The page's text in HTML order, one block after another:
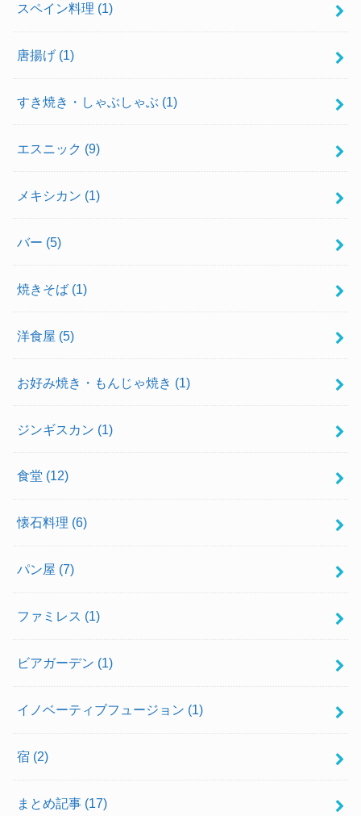
スペイン料理 (1)
唐揚げ (1)
すき焼き・しゃぶしゃぶ (1)
エスニック (9)
メキシカン (1)
バー (5)
焼きそば (1)
洋食屋 (5)
お好み焼き・もんじゃ焼き (1)
ジンギスカン (1)
食堂 (12)
懐石料理 (6)
パン屋 (7)
ファミレス (1)
ビアガーデン (1)
イノベーティブフュージョン (1)
宿 (2)
まとめ記事 (17)